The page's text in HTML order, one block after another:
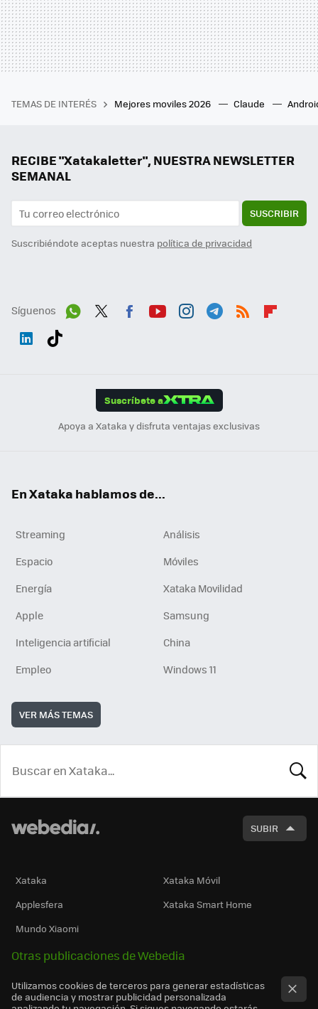
TEMAS DE INTERÉS Mejores moviles 2026 Claude
RECIBE "Xatakaletter", NUESTRA NEWSLETTER
SEMANAL
SUSCRIBIR
Suscribiéndote aceptas nuestra política de privacidad
Síguenos
Suscríbete a
Apoya a Xataka y disfruta ventajas exclusivas
En Xataka hablamos de...
Streaming
Análisis
Espacio
Móviles
Energía
Xataka Movilidad
Apple
Samsung
Inteligencia artificial
China
Empleo
Windows 11
VER MÁS TEMAS
SUBIR
Xataka
Xataka Móvil
Applesfera
Xataka Smart Home
Mundo Xiaomi
Otras publicaciones de Webedia
Utilizamos cookies de terceros para generar estadísticas
de audiencia y mostrar publicidad personalizada